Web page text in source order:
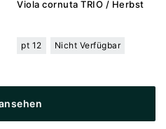
Viola cornuta TRIO / Herbst
pt 12 Nicht Verfügbar